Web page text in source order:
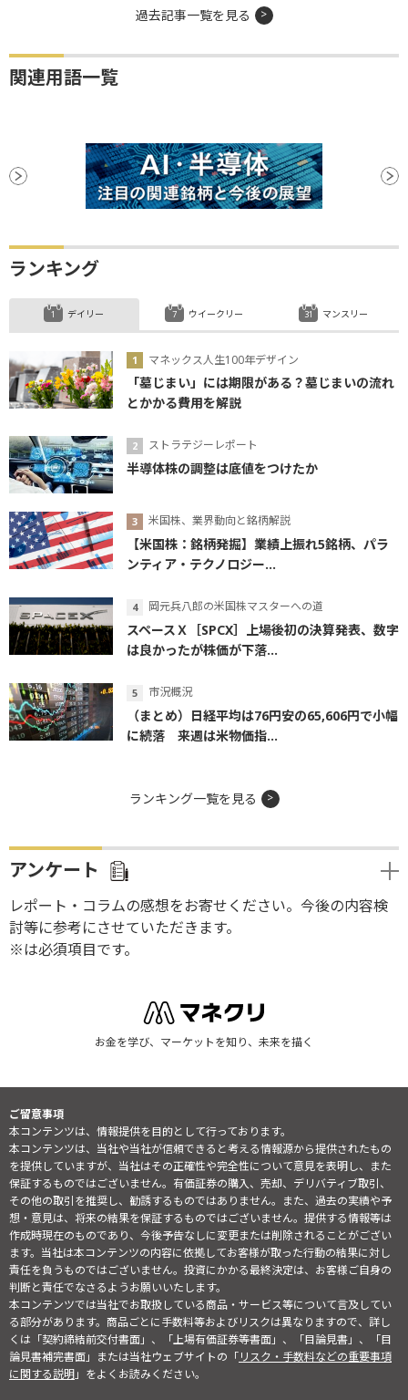
過去記事一覧を見る
関連用語一覧
ランキング
デイリー
マネックス人生100年デザイン
「墓じまい」には期限がある？墓じまいの流れ
とかかる費用を解説
ストラテジーレポート
半導体株の調整は底値をつけたか
米国株、業界動向と銘柄解説
【米国株：銘柄発掘】業績上振れ5銘柄、パラ
ンティア・テクノロジー...
岡元兵八郎の米国株マスターへの道
スペースＸ［SPCX］上場後初の決算発表、数字
は良かったが株価が下落...
市況概況
（まとめ）日経平均は76円安の65,606円で小幅
に続落 来週は米物価指...
ウイークリー マンスリー
ランキング一覧を見る
アンケート
レポート・コラムの感想をお寄せください。今後の内容検
討等に参考にさせていただきます。
※は必須項目です。
お金を学び、マーケットを知り、未来を描く
ご留意事項
本コンテンツは、情報提供を目的として行っております。
本コンテンツは、当社や当社が信頼できると考える情報源から提供されたもの
を提供していますが、当社はその正確性や完全性について意見を表明し、また
保証するものではございません。有価証券の購入、売却、デリバティブ取引、
その他の取引を推奨し、勧誘するものではありません。また、過去の実績や予
想・意見は、将来の結果を保証するものではございません。提供する情報等は
作成時現在のものであり、今後予告なしに変更または削除されることがござい
ます。当社は本コンテンツの内容に依拠してお客様が取った行動の結果に対し
責任を負うものではございません。投資にかかる最終決定は、お客様ご自身の
判断と責任でなさるようお願いいたします。
本コンテンツでは当社でお取扱している商品・サービス等について言及してい
る部分があります。商品ごとに手数料等およびリスクは異なりますので、詳し
くは「契約締結前交付書面」、「上場有価証券等書面」、「目論見書」、「目
論見書補完書面」または当社ウェブサイトの「リスク・手数料などの重要事項
に関する説明」をよくお読みください。